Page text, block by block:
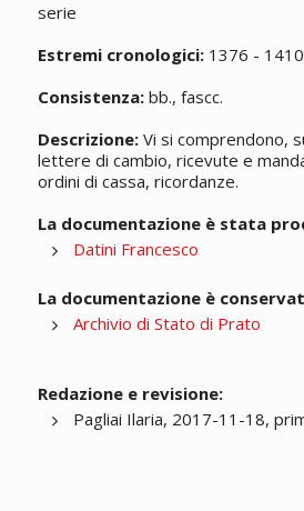
serie
Estremi cronologici:1376 - 1410
Consistenza:bb., fascc.
Descrizione:Vi si comprendono,
lettere di cambio, ricevute e
ordini di cassa, ricordanze.
La documentazione è stata
Datini Francesco
La documentazione è
Archivio di Stato di Prato
Redazione e revisione:
Pagliai Ilaria, 2017-11-18,